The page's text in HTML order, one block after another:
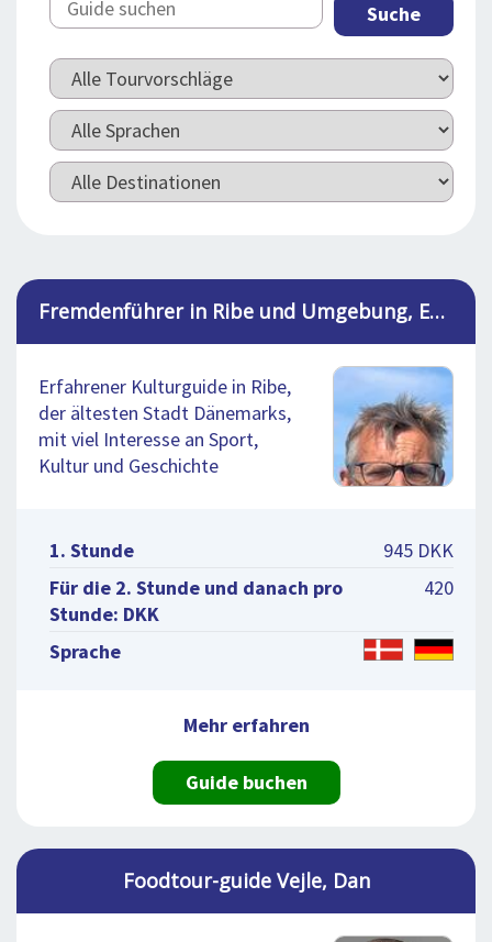
Suche
Fremdenführer in Ribe und Umgebung, Esben
Erfahrener Kulturguide in Ribe,
der ältesten Stadt Dänemarks,
mit viel Interesse an Sport,
Kultur und Geschichte
1. Stunde
945 DKK
Für die 2. Stunde und danach pro
Stunde: DKK
420
Sprache
Mehr erfahren
Guide buchen
Foodtour-guide Vejle, Dan